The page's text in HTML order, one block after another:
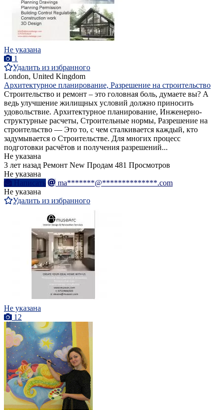
Не указана
1
Удалить из избранного
London, United Kingdom
Архитектурное планирование, Разрешение на строительство
Строительство и ремонт – это головная боль, думаете вы? А
ведь улучшение жилищных условий должно приносить
удовольствие. Архитектурное планирование, Инженерно-
структурные расчеты, Строительные нормы, Разрешение на
строительство — Это то, с чем сталкивается каждый, кто
задумывается о Строительстве. Для многих процесс
подготовки расчётов и получения разрешений...
Не указана
3 лет назад Ремонт New Продам 481 Просмотров
Не указана
Написать
ma*******@**************.com
Не указана
Удалить из избранного
Не указана
12